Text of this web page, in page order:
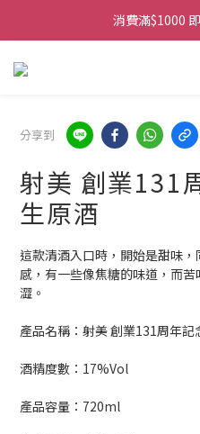
購物滿$380免運費。工作日
消費滿$1000
分享到
射美 創業131
生原酒
這款清酒入口時，開始是甜味
感，有一些像焦糖的味道，而
澀。
產品名稱：射美 創業131周年記
酒精度數：17%Vol
產品容量：720ml